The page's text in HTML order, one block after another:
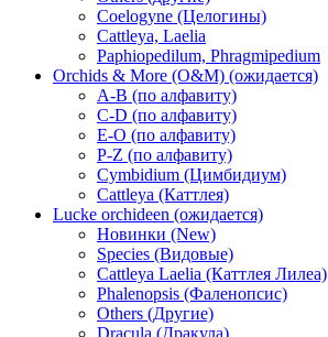
Coelogyne (Целогины)
Cattleya, Laelia
Paphiopedilum, Phragmipedium
Orchids & More (O&M) (ожидается)
A-B (по алфавиту)
C-D (по алфавиту)
E-O (по алфавиту)
P-Z (по алфавиту)
Cymbidium (Цимбидиум)
Cattleya (Каттлея)
Lucke orchideen (ожидается)
Новинки (New)
Species (Видовые)
Cattleya Laelia (Каттлея Лилеа)
Phalenopsis (Фаленопсис)
Others (Другие)
Dracula (Дракула)